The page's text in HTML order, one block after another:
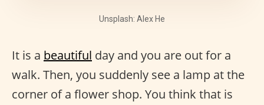
Unsplash: Alex He
It is a beautiful day and you are out for a
walk. Then, you suddenly see a lamp at the
corner of a flower shop. You think that is